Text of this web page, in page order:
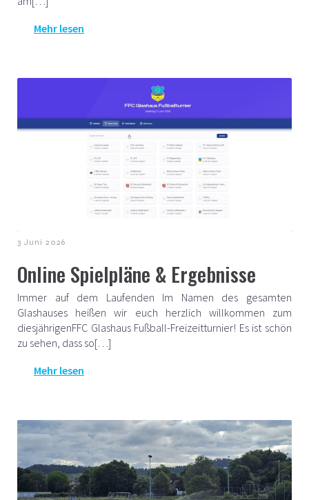
Mehr lesen
3 Juni 2026
Online Spielpläne & Ergebnisse
Immer auf dem Laufenden Im Namen des gesamten
Glashauses heißen wir euch herzlich willkommen zum
diesjährigenFFC Glashaus Fußball-Freizeitturnier! Es ist schön
zu sehen, dass so[…]
Mehr lesen